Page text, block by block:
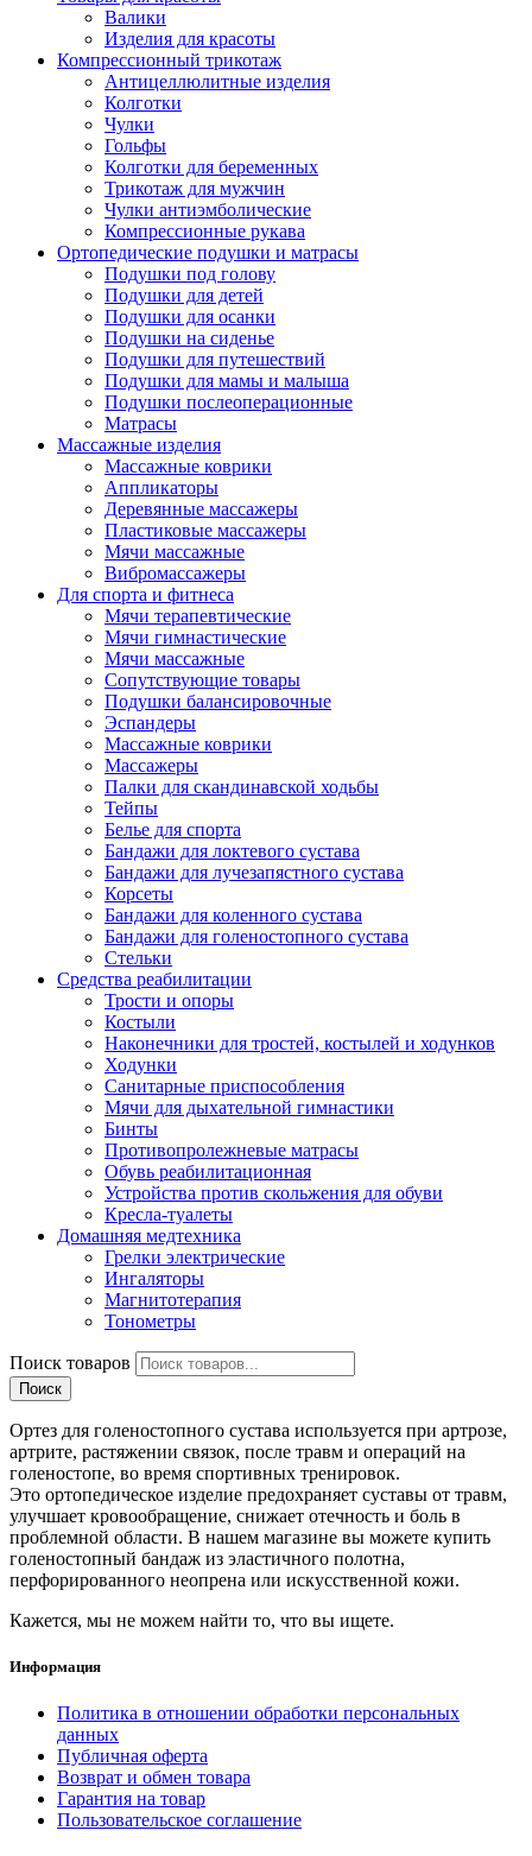
Валики
Изделия для красоты
Компрессионный трикотаж
Антицеллюлитные изделия
Колготки
Чулки
Гольфы
Колготки для беременных
Трикотаж для мужчин
Чулки антиэмболические
Компрессионные рукава
Ортопедические подушки и матрасы
Подушки под голову
Подушки для детей
Подушки для осанки
Подушки на сиденье
Подушки для путешествий
Подушки для мамы и малыша
Подушки послеоперационные
Матрасы
Массажные изделия
Массажные коврики
Аппликаторы
Деревянные массажеры
Пластиковые массажеры
Мячи массажные
Вибромассажеры
Для спорта и фитнеса
Мячи терапевтические
Мячи гимнастические
Мячи массажные
Сопутствующие товары
Подушки балансировочные
Эспандеры
Массажные коврики
Массажеры
Палки для скандинавской ходьбы
Тейпы
Белье для спорта
Бандажи для локтевого сустава
Бандажи для лучезапястного сустава
Корсеты
Бандажи для коленного сустава
Бандажи для голеностопного сустава
Стельки
Средства реабилитации
Трости и опоры
Костыли
Наконечники для тростей, костылей и ходунков
Ходунки
Санитарные приспособления
Мячи для дыхательной гимнастики
Бинты
Противопролежневые матрасы
Обувь реабилитационная
Устройства против скольжения для обуви
Кресла-туалеты
Домашняя медтехника
Грелки электрические
Ингаляторы
Магнитотерапия
Тонометры
Поиск товаров
Поиск
Ортез для голеностопного сустава используется при артрозе,
артрите, растяжении связок, после травм и операций на
голеностопе, во время спортивных тренировок.
Это ортопедическое изделие предохраняет суставы от травм,
улучшает кровообращение, снижает отечность и боль в
проблемной области. В нашем магазине вы можете купить
голеностопный бандаж из эластичного полотна,
перфорированного неопрена или искусственной кожи.
Кажется, мы не можем найти то, что вы ищете.
Информация
Политика в отношении обработки персональных
данных
Публичная оферта
Возврат и обмен товара
Гарантия на товар
Пользовательское соглашение